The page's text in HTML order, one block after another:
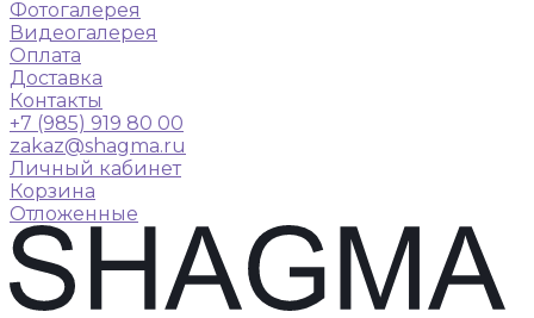
Фотогалерея
Видеогалерея
Оплата
Доставка
Контакты
+7 (985) 919 80 00
zakaz@shagma.ru
Личный кабинет
Корзина
Отложенные